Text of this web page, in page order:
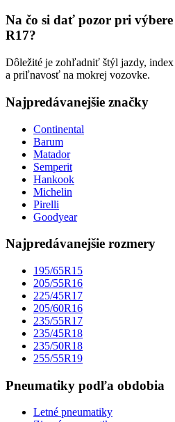
Na čo si dať pozor pri
R17?
Dôležité je zohľadniť štýl jazdy,
a priľnavosť na mokrej vozovke.
Najpredávanejšie značky
Continental
Barum
Matador
Semperit
Hankook
Michelin
Pirelli
Goodyear
Najpredávanejšie rozmery
195/65R15
205/55R16
225/45R17
205/60R16
235/55R17
235/45R18
235/50R18
255/55R19
Pneumatiky podľa obdobia
Letné pneumatiky